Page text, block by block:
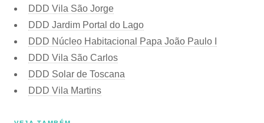
DDD Vila São Jorge
DDD Jardim Portal do Lago
DDD Núcleo Habitacional Papa João Paulo I
DDD Vila São Carlos
DDD Solar de Toscana
DDD Vila Martins